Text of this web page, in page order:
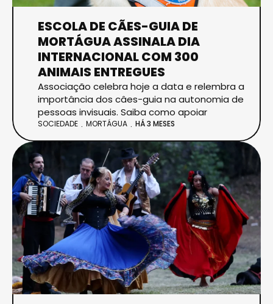
ESCOLA DE CÃES-GUIA DE
MORTÁGUA ASSINALA DIA
INTERNACIONAL COM 300
ANIMAIS ENTREGUES
Associação celebra hoje a data e relembra a
importância dos câes-guia na autonomia de
pessoas invisuais. Saiba como apoiar
SOCIEDADE MORTÁGUA HÁ 3 MESES